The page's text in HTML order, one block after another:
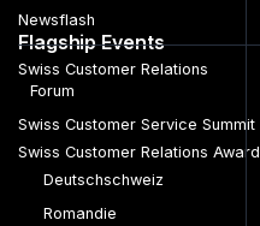
Newsflash
Flagship Events
Swiss Customer Relations
Forum
Swiss Customer Service Summit
Swiss Customer Relations Award
Deutschschweiz
Romandie